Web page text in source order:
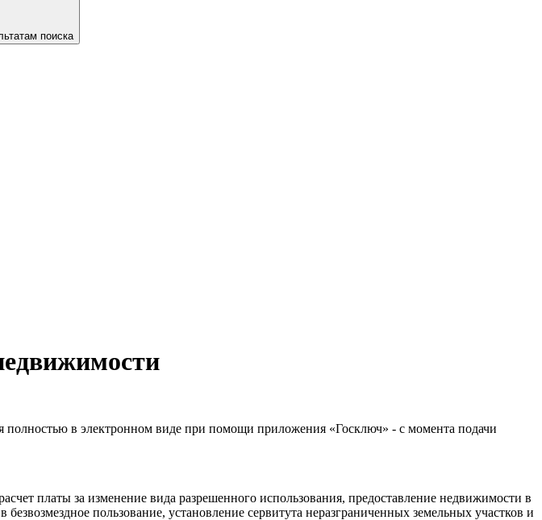
поиска
полностью в электронном виде при помощи приложения «Госключ» - с момента подачи
платы за изменение вида разрешенного использования, предоставление недвижимости в
пользование, установление сервитута неразграниченных земельных участков и